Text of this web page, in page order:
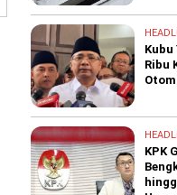
Ribu
KPK